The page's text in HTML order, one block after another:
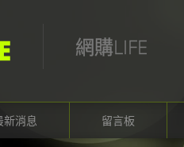
網購LIFE
新消息 留言板